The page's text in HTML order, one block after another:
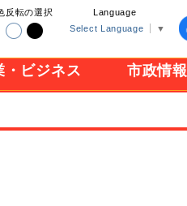
反転の選択
Language
Select Language
▼
・ビジネス 市政情報